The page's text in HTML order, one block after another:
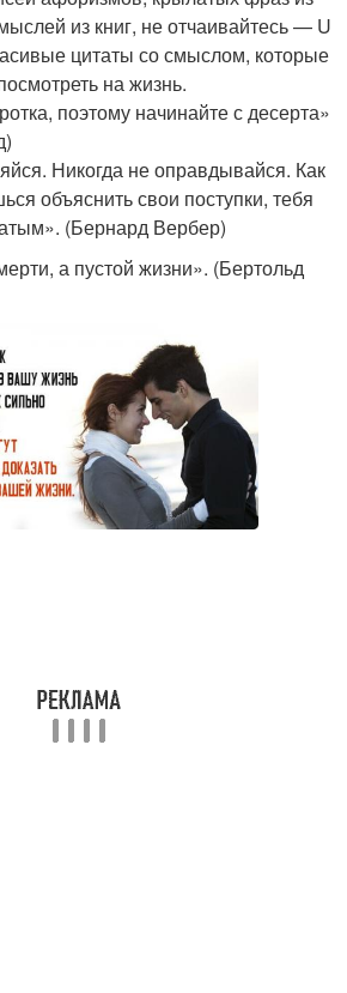
из книг, не отчаивайтесь — U
цитаты со смыслом, которые
на жизнь.
поэтому начинайте с десерта»
Никогда не оправдывайся. Как
объяснить свои поступки, тебя
(Бернард Вербер)
а пустой жизни». (Бертольд